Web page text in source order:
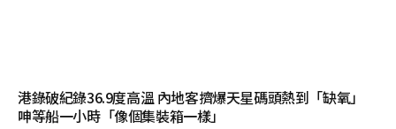
港錄破紀錄36.9度高溫 內地客擠爆天星碼頭熱到「缺氧」
呻等船一小時「像個集裝箱一樣」